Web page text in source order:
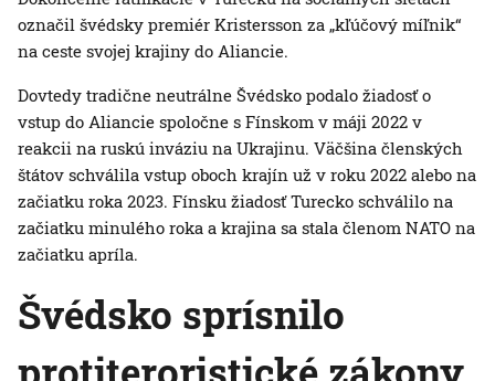
označil švédsky premiér Kristersson za „kľúčový míľnik“
na ceste svojej krajiny do Aliancie.
Dovtedy tradične neutrálne Švédsko podalo žiadosť o
vstup do Aliancie spoločne s Fínskom v máji 2022 v
reakcii na ruskú inváziu na Ukrajinu. Väčšina členských
štátov schválila vstup oboch krajín už v roku 2022 alebo na
začiatku roka 2023. Fínsku žiadosť Turecko schválilo na
začiatku minulého roka a krajina sa stala členom NATO na
začiatku apríla.
Švédsko sprísnilo